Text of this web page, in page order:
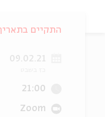
התקיים
09.02.21
21:00
Zoom